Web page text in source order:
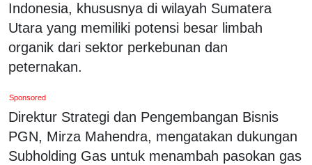
Indonesia, khususnya di wilayah Sumatera
Utara yang memiliki potensi besar limbah
organik dari sektor perkebunan dan
peternakan.
Sponsored
Direktur Strategi dan Pengembangan Bisnis
PGN, Mirza Mahendra, mengatakan dukungan
Subholding Gas untuk menambah pasokan gas